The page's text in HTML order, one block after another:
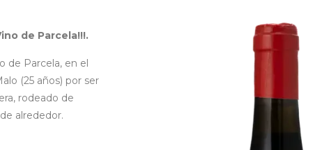
de Parcela!!!.
de Parcela, en el
(25 años) por ser
rodeado de
alrededor.